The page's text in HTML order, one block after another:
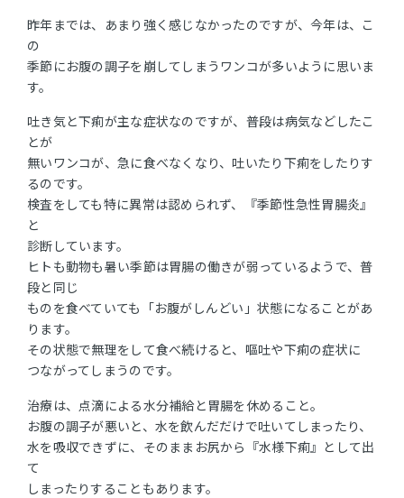
昨年までは、あまり強く感じなかったのですが、今年は、こ
の
季節にお腹の調子を崩してしまうワンコが多いように思いま
す。
吐き気と下痢が主な症状なのですが、普段は病気などしたこ
とが
無いワンコが、急に食べなくなり、吐いたり下痢をしたりす
るのです。
検査をしても特に異常は認められず、『季節性急性胃腸炎』
と
診断しています。
ヒトも動物も暑い季節は胃腸の働きが弱っているようで、普
段と同じ
ものを食べていても「お腹がしんどい」状態になることがあ
ります。
その状態で無理をして食べ続けると、嘔吐や下痢の症状に
つながってしまうのです。
治療は、点滴による水分補給と胃腸を休めること。
お腹の調子が悪いと、水を飲んだだけで吐いてしまったり、
水を吸収できずに、そのままお尻から『水様下痢』として出
て
しまったりすることもあります。